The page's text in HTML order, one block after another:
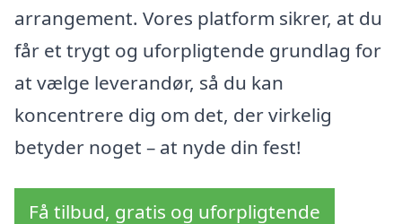
arrangement. Vores platform sikrer, at du
får et trygt og uforpligtende grundlag for
at vælge leverandør, så du kan
koncentrere dig om det, der virkelig
betyder noget – at nyde din fest!
Få tilbud, gratis og uforpligtende